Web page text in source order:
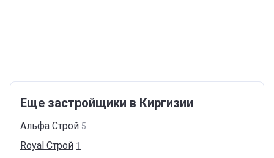
Еще застройщики в Киргизии
Альфа Строй 5
Royal Cтрой 1